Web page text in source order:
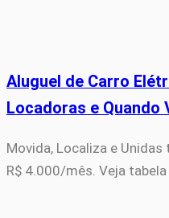
Aluguel de Carro
Locadoras e Quando
Movida, Localiza e
R$ 4.000/mês. Veja